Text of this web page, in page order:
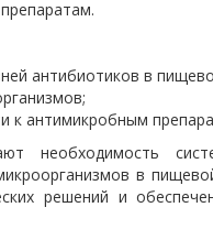
антибиотиков в
к антимикробным
необходимость
в
решений и